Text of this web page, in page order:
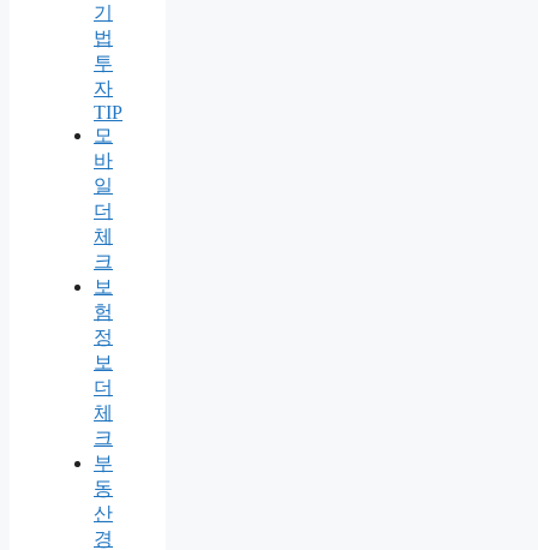
기
법
투
자
TIP
모
바
일
더
체
크
보
험
정
보
더
체
크
부
동
산
경